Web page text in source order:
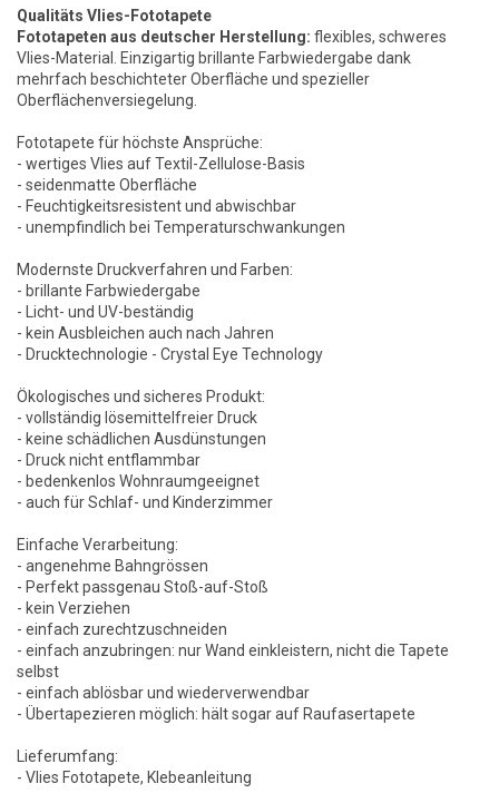
Qualitäts Vlies-Fototapete
Fototapeten aus deutscher Herstellung: flexibles, schweres
Vlies-Material. Einzigartig brillante Farbwiedergabe dank
mehrfach beschichteter Oberfläche und spezieller
Oberflächenversiegelung.
Fototapete für höchste Ansprüche:
- wertiges Vlies auf Textil-Zellulose-Basis
- seidenmatte Oberfläche
- Feuchtigkeitsresistent und abwischbar
- unempfindlich bei Temperaturschwankungen
Modernste Druckverfahren und Farben:
- brillante Farbwiedergabe
- Licht- und UV-beständig
- kein Ausbleichen auch nach Jahren
- Drucktechnologie - Crystal Eye Technology
Ökologisches und sicheres Produkt:
- vollständig lösemittelfreier Druck
- keine schädlichen Ausdünstungen
- Druck nicht entflammbar
- bedenkenlos Wohnraumgeeignet
- auch für Schlaf- und Kinderzimmer
Einfache Verarbeitung:
- angenehme Bahngrössen
- Perfekt passgenau Stoß-auf-Stoß
- kein Verziehen
- einfach zurechtzuschneiden
- einfach anzubringen: nur Wand einkleistern, nicht die Tapete
selbst
- einfach ablösbar und wiederverwendbar
- Übertapezieren möglich: hält sogar auf Raufasertapete
Lieferumfang:
- Vlies Fototapete, Klebeanleitung